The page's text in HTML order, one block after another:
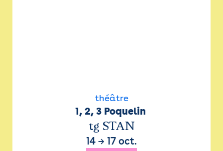
théâtre
1, 2, 3 Poquelin
tg STAN
14 → 17 oct.